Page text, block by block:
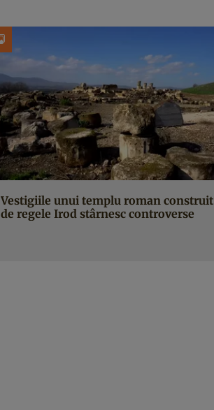
Vestigiile unui templu roman construit
de regele Irod stârnesc controverse